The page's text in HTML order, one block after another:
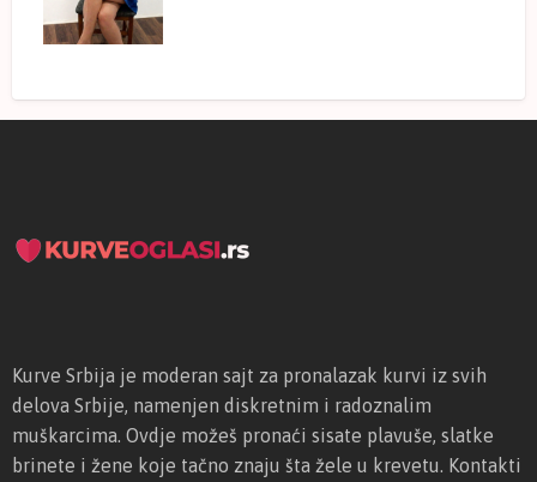
Kurve Srbija je moderan sajt za pronalazak kurvi iz svih
delova Srbije, namenjen diskretnim i radoznalim
muškarcima. Ovdje možeš pronaći sisate plavuše, slatke
brinete i žene koje tačno znaju šta žele u krevetu. Kontakti